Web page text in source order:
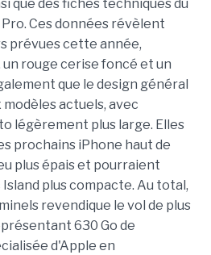
que des fiches techniques du
Ces données révèlent
prévues cette année,
rouge cerise foncé et un
que le design général
actuels, avec
légèrement plus large. Elles
prochains iPhone haut de
plus épais et pourraient
plus compacte. Au total,
revendique le vol de plus
630 Go de
d'Apple en